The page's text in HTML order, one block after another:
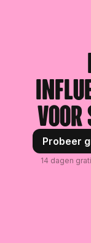
voor
Probeer
14 dagen